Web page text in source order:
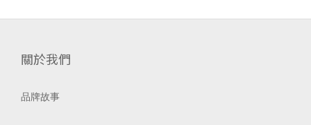
關於我們
品牌故事